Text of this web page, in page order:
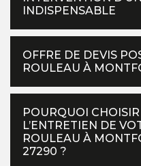
INDISPENSABLE
OFFRE DE DEVIS
ROULEAU À
POURQUOI
L’ENTRETIEN DE
ROULEAU À
27290 ?